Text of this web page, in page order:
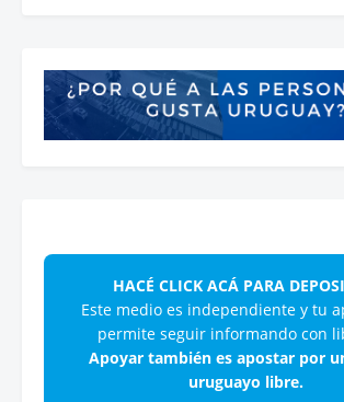
HACÉ CLICK ACÁ PARA
Este medio es independiente y tu
permite seguir informando con
Apoyar también es apostar por
uruguayo libre.